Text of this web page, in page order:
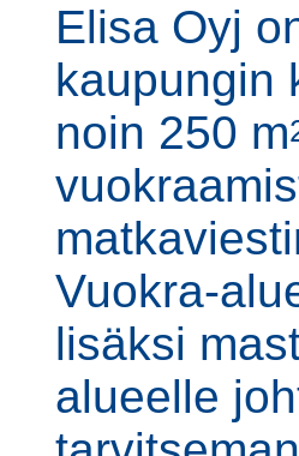
Elisa Oyj
kaupungin
noin 250 m
Vuokra-
lisäksi
alueelle